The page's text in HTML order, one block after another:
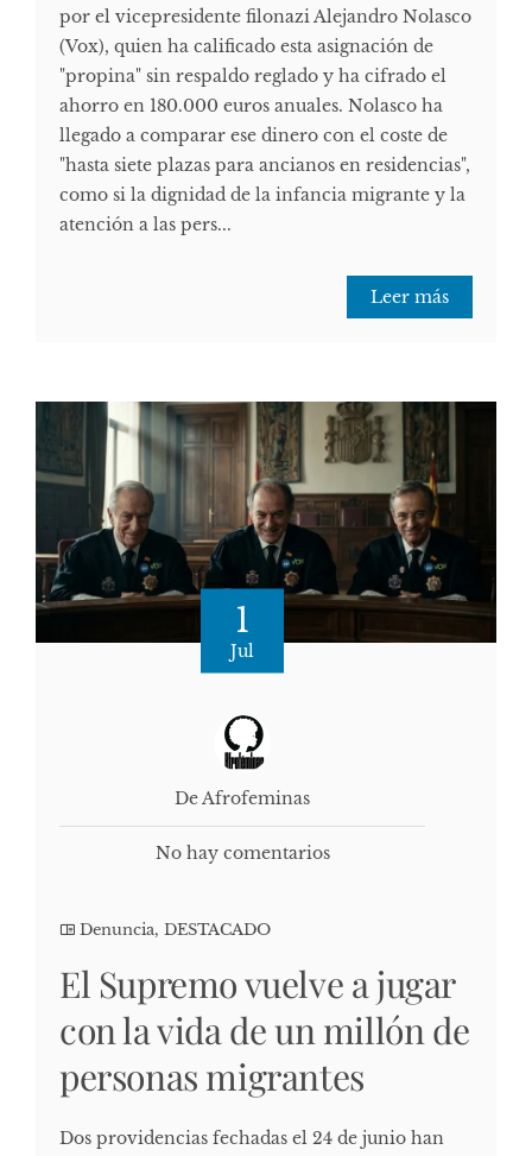
por el vicepresidente filonazi Alejandro Nolasco
(Vox), quien ha calificado esta asignación de
"propina" sin respaldo reglado y ha cifrado el
ahorro en 180.000 euros anuales. Nolasco ha
llegado a comparar ese dinero con el coste de
"hasta siete plazas para ancianos en residencias",
como si la dignidad de la infancia migrante y la
atención a las pers...
Leer más
1
Jul
De Afrofeminas
No hay comentarios
Denuncia, DESTACADO
El Supremo vuelve a jugar
con la vida de un millón de
personas migrantes
Dos providencias fechadas el 24 de junio han